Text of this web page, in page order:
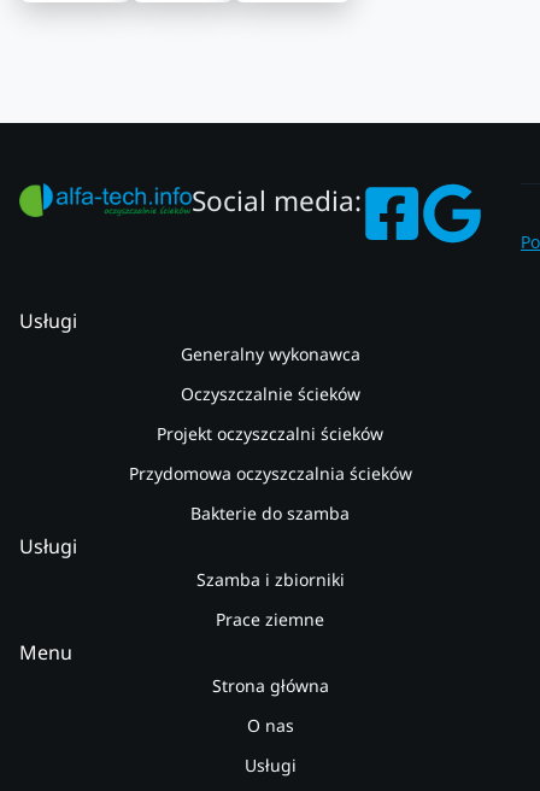
Social media:
Usługi
Generalny wykonawca
Oczyszczalnie ścieków
Projekt oczyszczalni ścieków
Przydomowa oczyszczalnia ścieków
Bakterie do szamba
Usługi
Szamba i zbiorniki
Prace ziemne
Menu
Strona główna
O nas
Usługi